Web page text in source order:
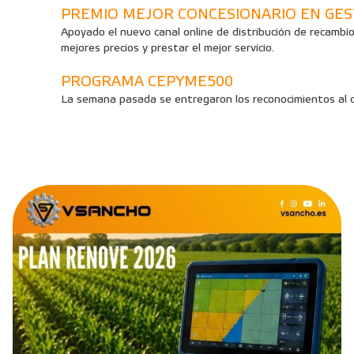
PREMIO MEJOR CONCESIONARIO EN
Apoyado el nuevo canal online de distribución de
mejores precios y prestar el mejor servicio.
PROGRAMA CEPYME500
La semana pasada se entregaron los reconocimientos